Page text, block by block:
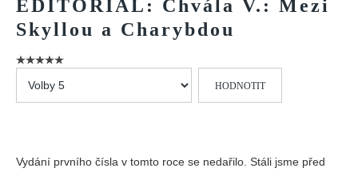
FAQ
Doporučení
Vydání 1/ 2026
Vydání 1/ 2025
EDITORIAL: Chvála V.: Mezi
Skyllou a Charybdou
prosím
Vydání prvního čísla v tomto roce se nedařilo. Stáli jsme před